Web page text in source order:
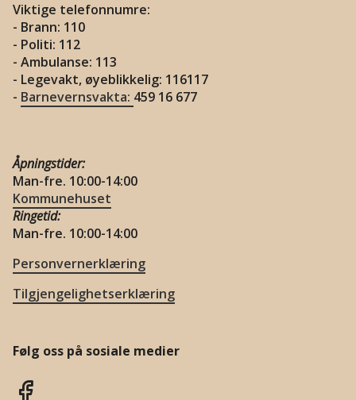
Viktige telefonnumre:
- Brann: 110
- Politi: 112
- Ambulanse: 113
- Legevakt, øyeblikkelig: 116117
- Barnevernsvakta: 459 16 677
Åpningstider:
Man-fre. 10:00-14:00
Kommunehuset
Ringetid:
Man-fre. 10:00-14:00
Personvernerklæring
Tilgjengelighetserklæring
Følg oss på sosiale medier